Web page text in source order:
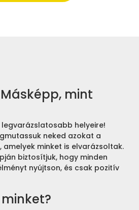
mint
legvarázslatosabb helyeire!
neked azokat a
minket is elvarázsoltak.
biztosítjuk, hogy minden
nyújtson, és csak pozitív